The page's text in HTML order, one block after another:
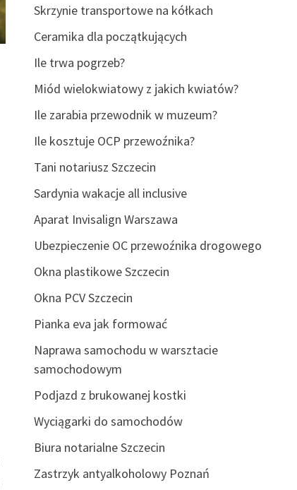
Skrzynie transportowe na kółkach
Ceramika dla początkujących
Ile trwa pogrzeb?
Miód wielokwiatowy z jakich kwiatów?
Ile zarabia przewodnik w muzeum?
Ile kosztuje OCP przewoźnika?
Tani notariusz Szczecin
Sardynia wakacje all inclusive
Aparat Invisalign Warszawa
Ubezpieczenie OC przewoźnika drogowego
Okna plastikowe Szczecin
Okna PCV Szczecin
Pianka eva jak formować
Naprawa samochodu w warsztacie
samochodowym
Podjazd z brukowanej kostki
Wyciągarki do samochodów
Biura notarialne Szczecin
Zastrzyk antyalkoholowy Poznań